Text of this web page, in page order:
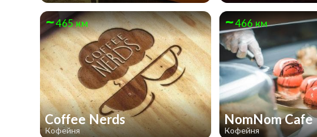
465 км
Coffee Nerds
Кофейня
466 км
NomNom Cafe
Кофейня